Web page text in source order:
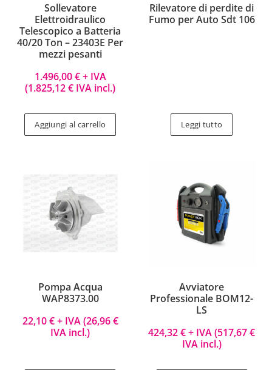
Sollevatore
Elettroidraulico
Telescopico a Batteria
40/20 Ton – 23403E Per
mezzi pesanti
1.496,00€+ IVA
(1.825,12€ IVA incl.)
Aggiungi al carrello
Rilevatore di perdite di
Fumo per Auto Sdt 106
Leggi tutto
Pompa Acqua
WAP8373.00
22,10€+ IVA (26,96€
IVA incl.)
Avviatore
Professionale BOM12-
LS
424,32€+ IVA (517,67€
IVA incl.)